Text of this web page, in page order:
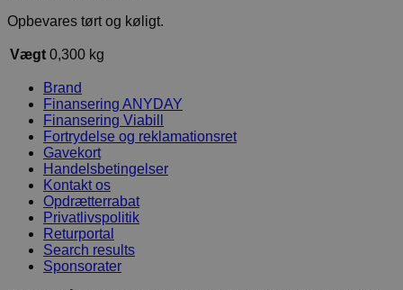
Opbevares tørt og køligt.
Vægt 0,300 kg
Brand
Finansering ANYDAY
Finansering Viabill
Fortrydelse og reklamationsret
Gavekort
Handelsbetingelser
Kontakt os
Opdrætterrabat
Privatlivspolitik
Returportal
Search results
Sponsorater